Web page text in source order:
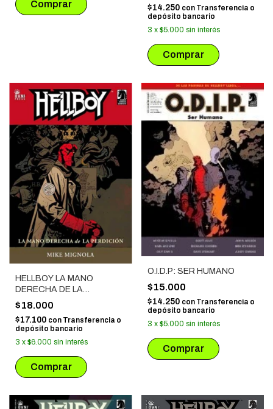
$14.250 con Transferencia o
depósito bancario
3 x $5.000 sin interés
HELLBOY LA MANO
DERECHA DE LA
PERDICION
$18.000
$17.100 con Transferencia o
depósito bancario
3 x $6.000 sin interés
O.I.D.P: SER HUMANO
$15.000
$14.250 con Transferencia o
depósito bancario
3 x $5.000 sin interés